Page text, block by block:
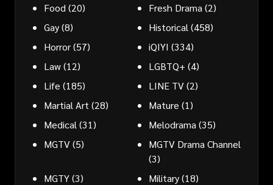
Food (20) Fresh Drama (2)
Gay(8) Historical (458)
Horror(57) iQIYI (334)
Law(12) LGBTQ+ (4)
Life (185) LINE TV(2)
Martial Art (28) Mature (1)
Medical (31) Melodrama (35)
MGTV(5)
MGTV Drama Channel
(3)
MGTY(3) Military(18)